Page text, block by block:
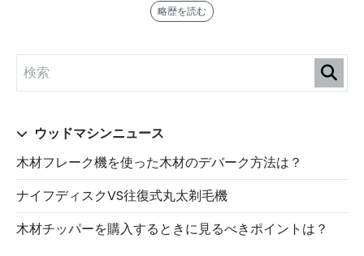
略歴を読む
ウッドマシンニュース
木材フレーク機を使った木材のデバーク方法は？
ナイフディスクVS往復式丸太剃毛機
木材チッパーを購入するときに見るべきポイントは？